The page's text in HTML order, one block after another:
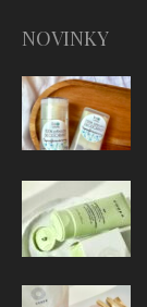
NOVINKY